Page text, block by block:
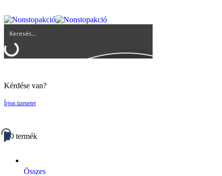
Keresés
Kérdése van?
Írjon üzenetet
00 termék
Összes